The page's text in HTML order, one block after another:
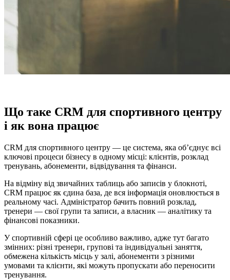
Що таке CRM для спортивного центру
і як вона працює
CRM для спортивного центру — це система, яка об’єднує всі
ключові процеси бізнесу в одному місці: клієнтів, розклад
тренувань, абонементи, відвідування та фінанси.
На відміну від звичайних таблиць або записів у блокноті,
CRM працює як єдина база, де вся інформація оновлюється в
реальному часі. Адміністратор бачить повний розклад,
тренери — свої групи та записи, а власник — аналітику та
фінансові показники.
У спортивній сфері це особливо важливо, адже тут багато
змінних: різні тренери, групові та індивідуальні заняття,
обмежена кількість місць у залі, абонементи з різними
умовами та клієнти, які можуть пропускати або переносити
тренування.